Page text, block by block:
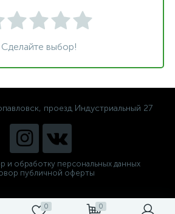
0 0
Сделайте выбор!
проезд Индустриальный 27
и обработку персональных данных
публичной оферты